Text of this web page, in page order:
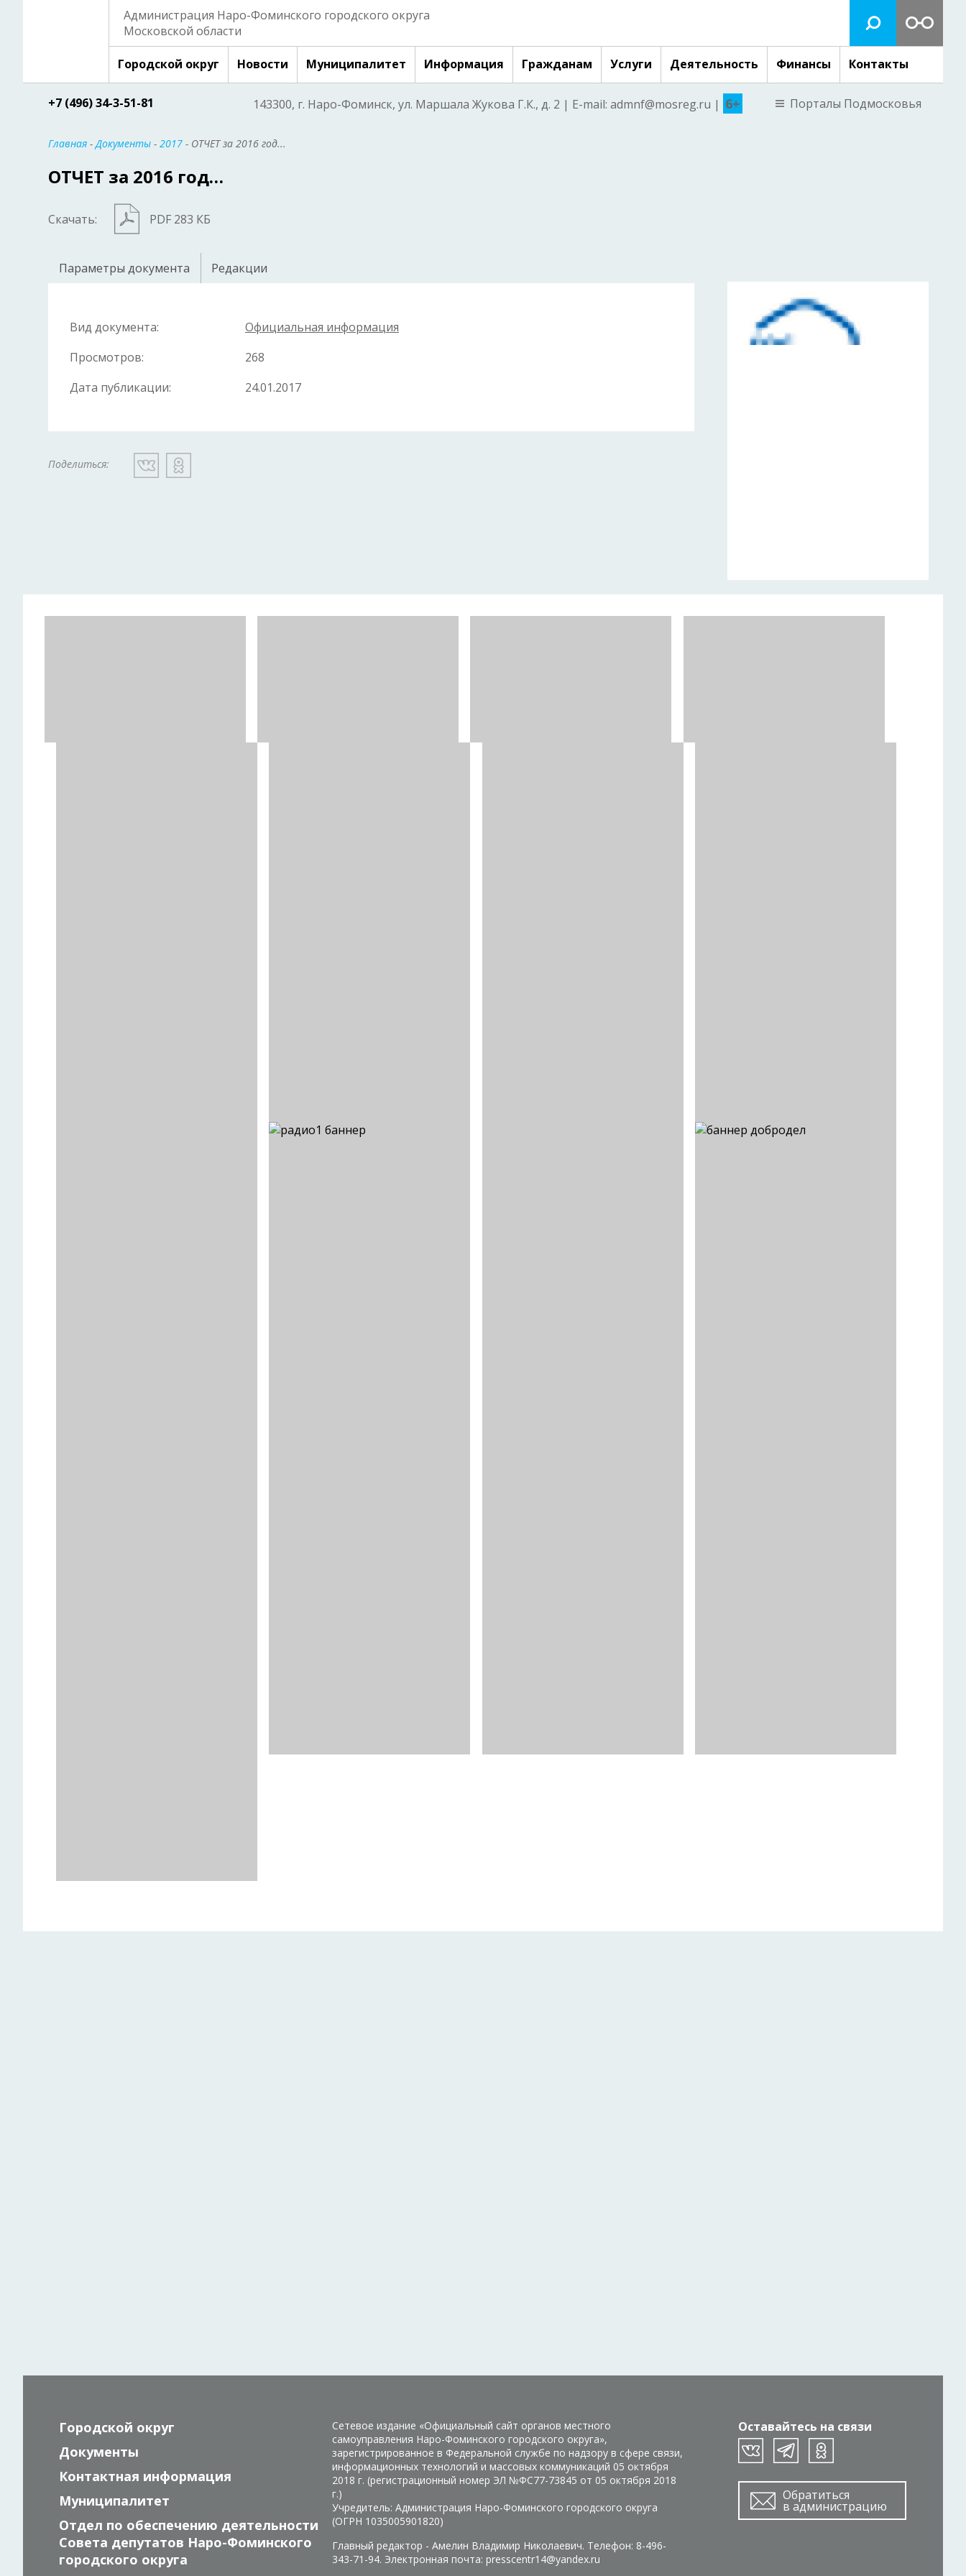
Администрация Наро-Фоминского городского округа
Московской области
Городской округ Новости Муниципалитет Информация Гражданам Услуги Деятельность Финансы Контакты
+7 (496) 34-3-51-81 143300, г. Наро-Фоминск, ул. Маршала Жукова Г.К., д. 2 | E-mail: admnf@mosreg.ru | 6+ Порталы Подмосковья
Главная -Документы - 2017 - ОТЧЕТ за 2016 год...
ОТЧЕТ за 2016 год…
Скачать: PDF 283 КБ
Параметры документа Редакции
Вид документа:
Официальная информация
Просмотров:
268
Дата публикации:
24.01.2017
Поделиться:
Оставайтесь на связи
Обратиться
в администрацию
Городской округ
Документы
Контактная информация
Муниципалитет
Отдел по обеспечению деятельности
Совета депутатов Наро-Фоминского
городского округа
Сетевое издание «Официальный сайт органов местного
самоуправления Наро-Фоминского городского округа»,
зарегистрированное в Федеральной службе по надзору в сфере связи,
информационных технологий и массовых коммуникаций 05 октября
2018 г. (регистрационный номер ЭЛ №ФС77-73845 от 05 октября 2018
г.)
Учредитель: Администрация Наро-Фоминского городского округа
(ОГРН 1035005901820)
Главный редактор - Амелин Владимир Николаевич. Телефон: 8-496-
343-71-94. Электронная почта: presscentr14@yandex.ru